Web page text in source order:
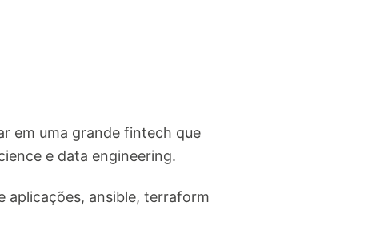
em uma grande fintech que
e data engineering.
aplicações, ansible, terraform